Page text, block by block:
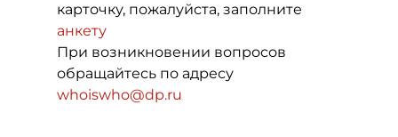
карточку, пожалуйста, заполните
анкету
При возникновении вопросов
обращайтесь по адресу
whoiswho@dp.ru